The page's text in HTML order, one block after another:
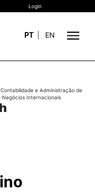
Login
PT EN
e Administração de
Internacionais